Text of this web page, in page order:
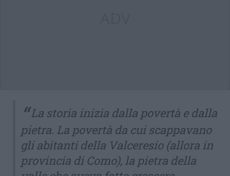
La storia inizia dalla povertà e dalla
pietra. La povertà da cui scappavano
gli abitanti della Valceresio (allora in
provincia di Como), la pietra della